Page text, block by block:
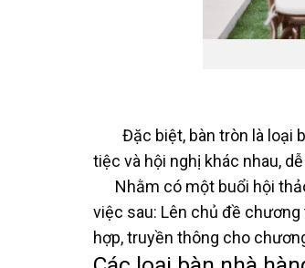
Đặc biệt, bàn tròn là loại
tiệc và hội nghị khác nhau,
Nhằm có một buổi hội
việc sau: Lên chủ đề
hợp, truyền thông cho